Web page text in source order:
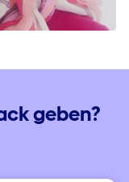
geben?